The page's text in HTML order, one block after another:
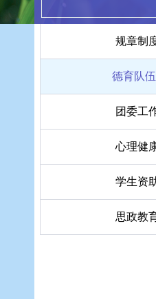
规章制
德育队伍
团委工
心理健
学生资
思政教